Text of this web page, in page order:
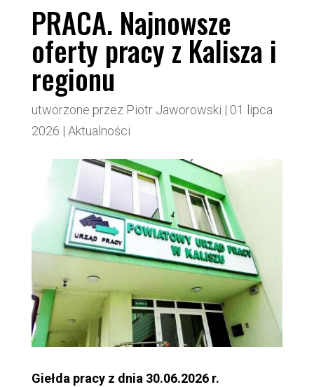
PRACA. Najnowsze
oferty pracy z Kalisza i
regionu
utworzone przez Piotr Jaworowski | 01 lipca
2026 | Aktualności
Giełda pracy z dnia 30.06.2026 r.